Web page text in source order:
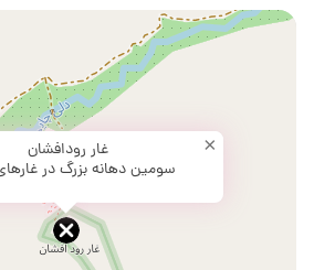
غار رودافشان
سومین دهانه بزرگ در
×